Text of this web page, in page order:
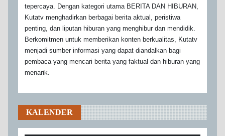
tepercaya. Dengan kategori utama BERITA DAN HIBURAN,
Kutatv menghadirkan berbagai berita aktual, peristiwa
penting, dan liputan hiburan yang menghibur dan mendidik.
Berkomitmen untuk memberikan konten berkualitas, Kutatv
menjadi sumber informasi yang dapat diandalkan bagi
pembaca yang mencari berita yang faktual dan hiburan yang
menarik.
KALENDER